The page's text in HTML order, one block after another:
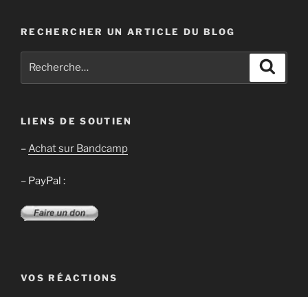
RECHERCHER UN ARTICLE DU BLOG
LIENS DE SOUTIEN
–Achat sur Bandcamp
– PayPal :
VOS RÉACTIONS